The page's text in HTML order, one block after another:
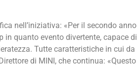
nell’iniziativa: «Per il secondo anno
quanto evento divertente, capace di
Tutte caratteristiche in cui da
di MINI, che continua: «Questo